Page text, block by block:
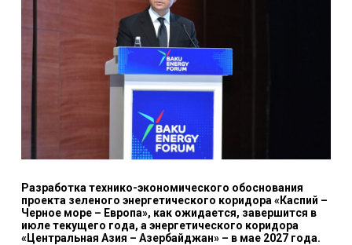
Разработка технико-экономического обоснования
проекта зеленого энергетического коридора «Каспий –
Черное море – Европа», как ожидается, завершится в
июле текущего года, а энергетического коридора
«Центральная Азия – Азербайджан» – в мае 2027 года.